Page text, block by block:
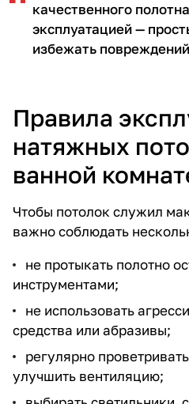
качественного
эксплуатацией —
избежать
Правила
натяжных
ванной
Чтобы потолок служил
важно соблюдать
не протыкать полотно
инструментами;
не использовать
средства или абразивы;
регулярно
улучшить вентиляцию;